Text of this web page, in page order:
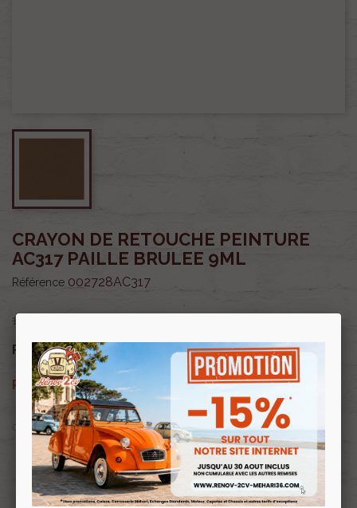
CRAYON DE RETOUCHE PEINTURE
AC317 PAILLE BRULEE 9ML
Référence 002728AC317
13,50 €
Prix public :11,48 € TTC
Prix clubRenov 2cv:11,48 €TTC
OU PAYER EN
Profitez de prix remisés
avec la Carte clubRenov 2cv